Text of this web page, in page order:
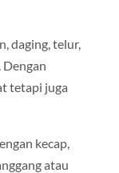
daging, telur,
Dengan
tetapi juga
kecap,
atau